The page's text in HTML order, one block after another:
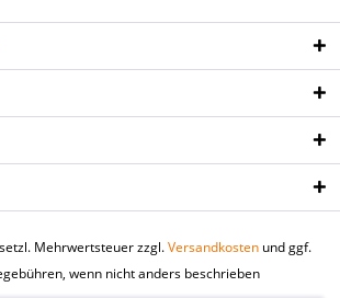
Mehrwertsteuer zzgl.Versandkosten und ggf.
wenn nicht anders beschrieben